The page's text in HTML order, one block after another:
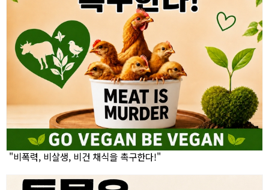
"비폭력, 비살생, 비건 채식을 촉구한다!"